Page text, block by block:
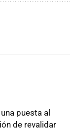
puesta al
de revalidar